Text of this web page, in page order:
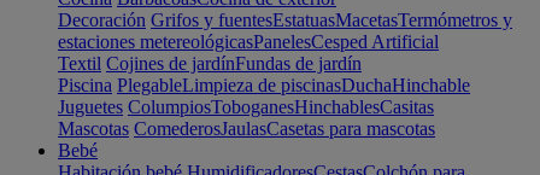
Decoración Grifos y fuentesEstatuasMacetasTermómetros y
estaciones metereológicasPanelesCesped Artificial
Textil Cojines de jardínFundas de jardín
Piscina PlegableLimpieza de piscinasDuchaHinchable
Juguetes ColumpiosToboganesHinchablesCasitas
Mascotas ComederosJaulasCasetas para mascotas
Bebé